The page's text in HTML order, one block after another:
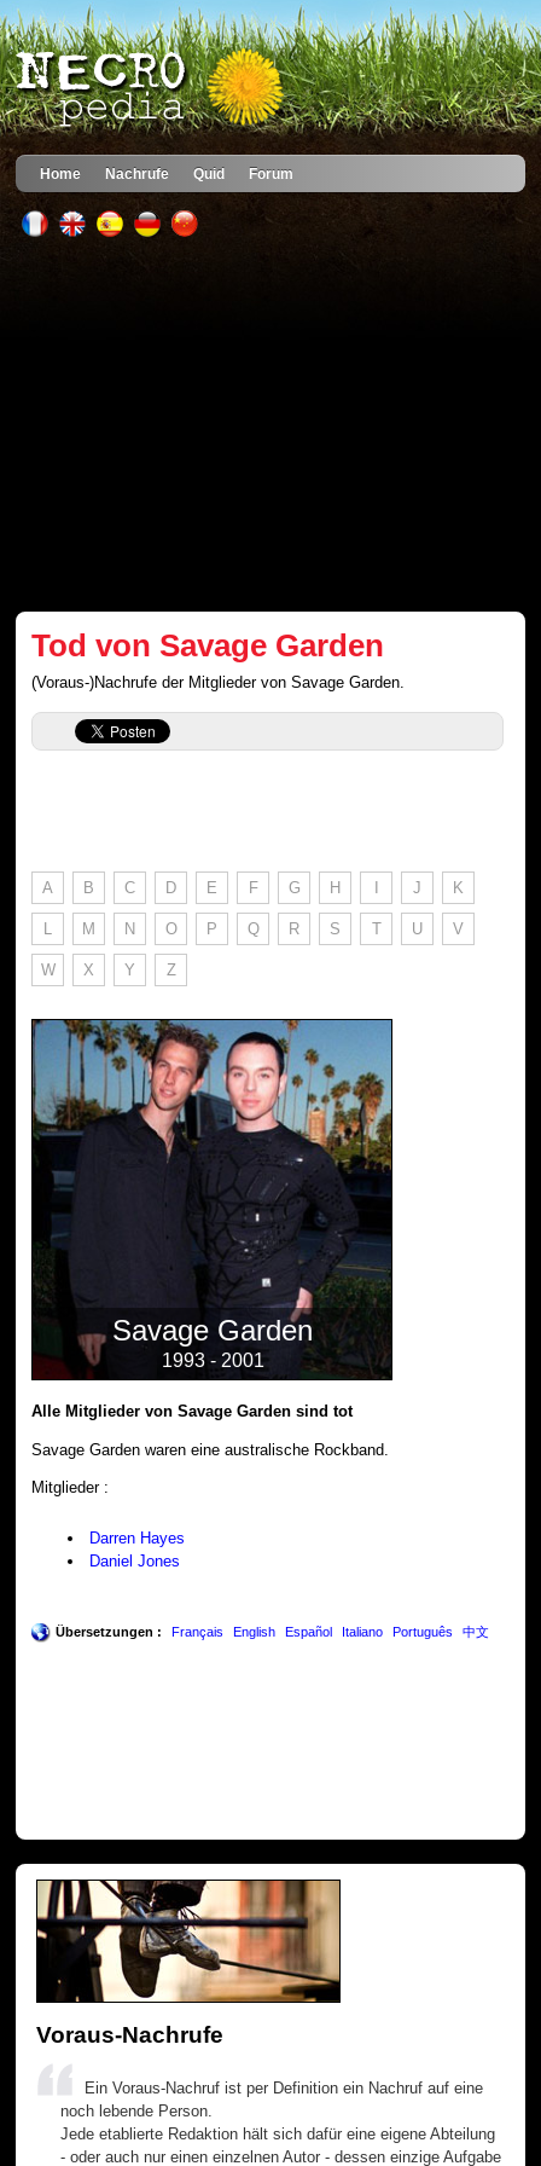
Home Nachrufe Quid Forum
Tod von Savage Garden
(Voraus-)Nachrufe der Mitglieder von Savage Garden.
A B C D E F G H I J K
L M N O P Q R S T U V
W X Y Z
Savage Garden
1993 - 2001
Alle Mitglieder von Savage Garden sind tot
Savage Garden waren eine australische Rockband.
Mitglieder :
Darren Hayes
Daniel Jones
Übersetzungen : Français English Español Italiano Português 中文
Voraus-Nachrufe
Ein Voraus-Nachruf ist per Definition ein Nachruf auf eine
noch lebende Person.
Jede etablierte Redaktion hält sich dafür eine eigene Abteilung
- oder auch nur einen einzelnen Autor - dessen einzige Aufgabe